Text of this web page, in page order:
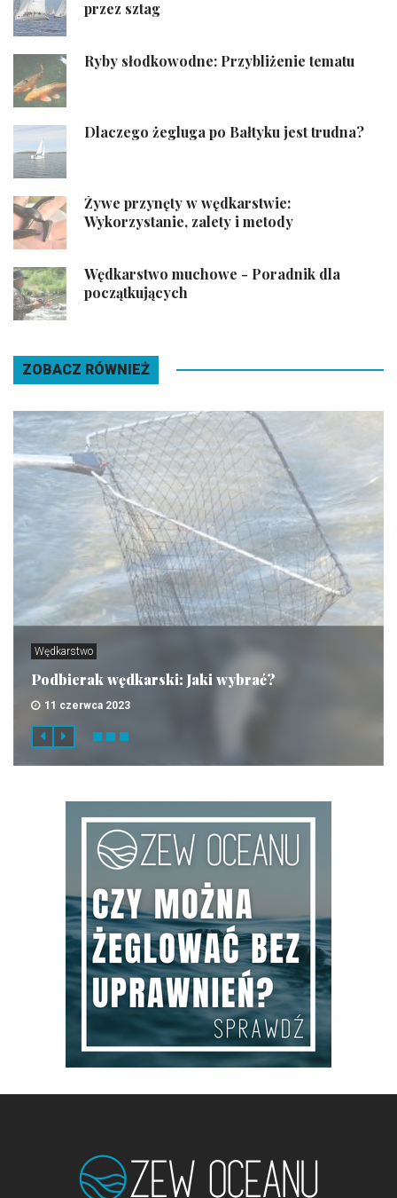
przez sztag
Ryby słodkowodne: Przybliżenie tematu
Dlaczego żegluga po Bałtyku jest trudna?
Żywe przynęty w wędkarstwie:
Wykorzystanie, zalety i metody
Wędkarstwo muchowe - Poradnik dla
początkujących
ZOBACZ RÓWNIEŻ
Wędkarstwo
Podbierak wędkarski: Jaki wybrać?
11 czerwca 2023